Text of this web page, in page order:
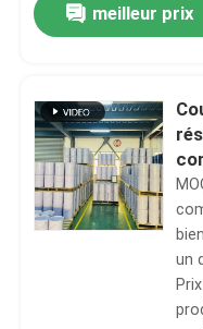
meilleur prix
un